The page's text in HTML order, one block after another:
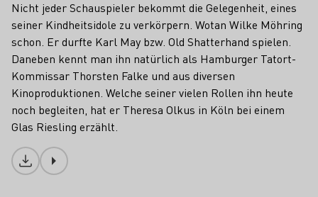
Nicht jeder Schauspieler bekommt die Gelegenheit, eines
seiner Kindheitsidole zu verkörpern. Wotan Wilke Möhring
schon. Er durfte Karl May bzw. Old Shatterhand spielen.
Daneben kennt man ihn natürlich als Hamburger Tatort-
Kommissar Thorsten Falke und aus diversen
Kinoproduktionen. Welche seiner vielen Rollen ihn heute
noch begleiten, hat er Theresa Olkus in Köln bei einem
Glas Riesling erzählt.
Download